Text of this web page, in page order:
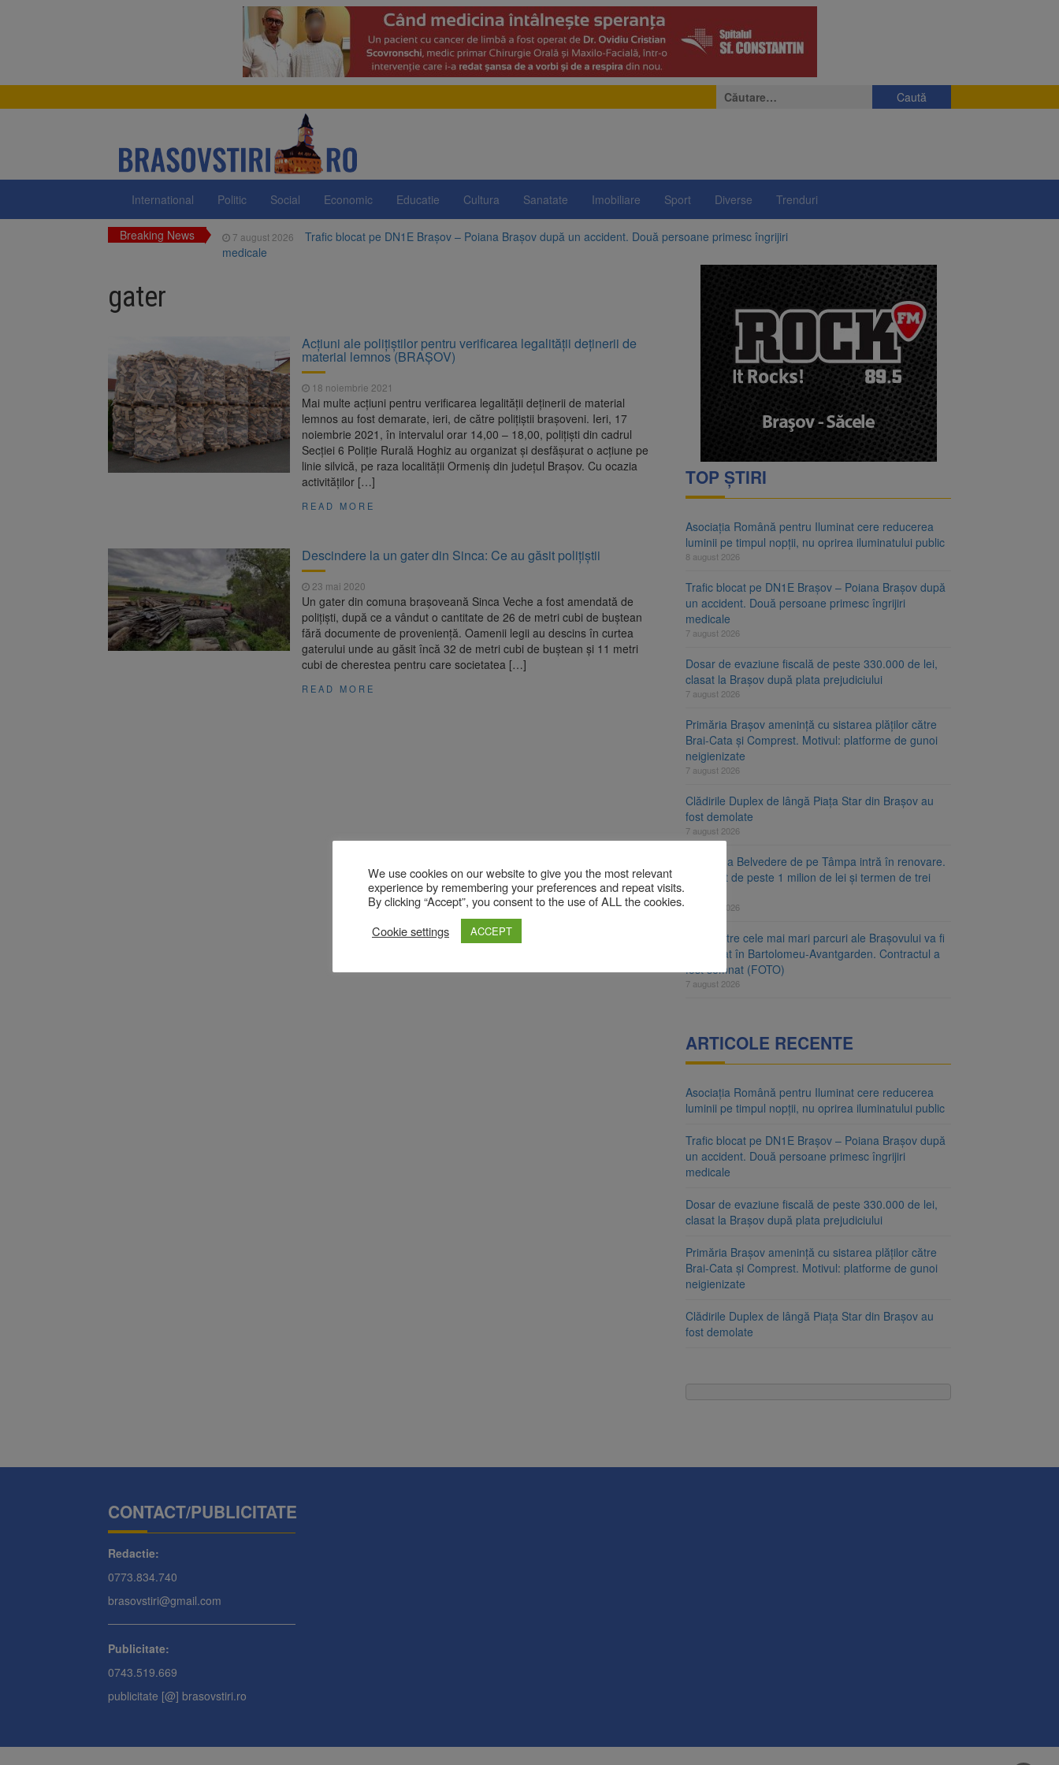
Caută
după:
International Politic Social Economic Educatie Cultura Sanatate Imobiliare Sport Diverse Trenduri
Breaking News 7 august 2026
Trafic blocat pe DN1E Brașov – Poiana Brașov după un accident. Două persoane primesc îngrijiri
medicale
Dosar de evaziune fiscală de peste 330.000 de lei, clasat la Brașov după plata prejudiciului
Primăria Brașov amenință cu sistarea plăților către Brai-Cata și Comprest. Motivul: platforme de gunoi
7 august 2026
Platforma Belvedere de pe Tâmpa intră în renovare. Contract de peste 1 milion de lei și termen de trei
luni
8 august 2026 Asociația Română pentru Iluminat cere reducerea luminii pe timpul nopții, nu oprirea iluminatului public
gater
Acțiuni ale polițiștilor pentru verificarea legalității deținerii de
material lemnos (BRAȘOV)
18 noiembrie 2021
Mai multe acțiuni pentru verificarea legalității deținerii de material
lemnos au fost demarate, ieri, de către polițiștii brașoveni. Ieri, 17
noiembrie 2021, în intervalul orar 14,00 – 18,00, polițiști din cadrul
Secției 6 Poliție Rurală Hoghiz au organizat și desfășurat o acțiune pe
linie silvică, pe raza localității Ormeniș din județul Brașov. Cu ocazia
activităților […]
READ MORE
Descindere la un gater din Sinca: Ce au găsit polițiștii
23 mai 2020
Un gater din comuna brașoveană Sinca Veche a fost amendată de
polițiști, după ce a vândut o cantitate de 26 de metri cubi de buștean
fără documente de proveniență. Oamenii legii au descins în curtea
gaterului unde au găsit încă 32 de metri cubi de buștean și 11 metri
cubi de cherestea pentru care societatea […]
READ MORE
TOP ȘTIRI
Asociația Română pentru Iluminat cere reducerea
luminii pe timpul nopții, nu oprirea iluminatului public
8 august 2026
Trafic blocat pe DN1E Brașov – Poiana Brașov după
un accident. Două persoane primesc îngrijiri
medicale
7 august 2026
Dosar de evaziune fiscală de peste 330.000 de lei,
clasat la Brașov după plata prejudiciului
7 august 2026
Primăria Brașov amenință cu sistarea plăților către
Brai-Cata și Comprest. Motivul: platforme de gunoi
neigienizate
7 august 2026
Clădirile Duplex de lângă Piața Star din Brașov au
fost demolate
7 august 2026
Platforma Belvedere de pe Tâmpa intră în renovare.
Contract de peste 1 milion de lei și termen de trei
7 august 2026
Unul dintre cele mai mari parcuri ale Brașovului va fi
amenajat în Bartolomeu-Avantgarden. Contractul a
fost semnat (FOTO)
7 august 2026
ARTICOLE RECENTE
Asociația Română pentru Iluminat cere reducerea
luminii pe timpul nopții, nu oprirea iluminatului public
Trafic blocat pe DN1E Brașov – Poiana Brașov după
un accident. Două persoane primesc îngrijiri
medicale
Dosar de evaziune fiscală de peste 330.000 de lei,
clasat la Brașov după plata prejudiciului
Primăria Brașov amenință cu sistarea plăților către
Brai-Cata și Comprest. Motivul: platforme de gunoi
neigienizate
Clădirile Duplex de lângă Piața Star din Brașov au
fost demolate
CONTACT/PUBLICITATE
Redactie:
0773.834.740
brasovstiri@gmail.com
Publicitate:
0743.519.669
publicitate [@] brasovstiri.ro
We use cookies on our website to give you the most relevant
experience by remembering your preferences and repeat visits.
By clicking “Accept”, you consent to the use of ALL the cookies.
Cookie settings
ACCEPT